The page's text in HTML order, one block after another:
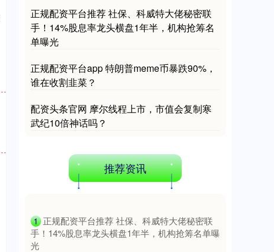
沪深300 4694.44 +43.13 +0.93%
正规配资平台推荐 社保、科威特大佬秘密联
手！14%股息率龙头横盘1年半，机构抢筹名
单曝光
正规配资平台app 特朗普meme币暴跌90%，
谁在收割韭菜？
配资头条官网 摩尔线程上市，市值会复制寒
武纪10倍神话吗？
推荐资讯
1 ​正规配资平台推荐 社保、科威特大佬秘密联
手！14%股息率龙头横盘1年半，机构抢筹名单曝
光